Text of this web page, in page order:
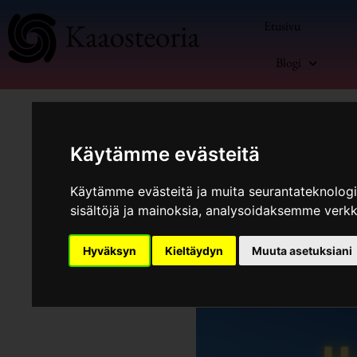
Käytämme evästeitä
Käytämme evästeitä ja muita
sisältöjä ja mainoksia, analysoidaksemme
Hyväksyn Kieltäydyn Muuta asetuksiani
sisältöön
Etusivu
Blogi
Sekalaista Settiä